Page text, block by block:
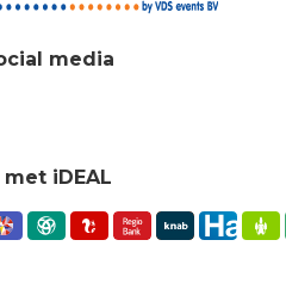
media
iDEAL